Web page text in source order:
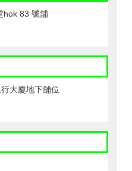
hok 83 號舖
大廈地下舖位